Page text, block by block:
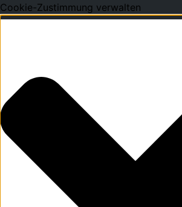
Cookie-Zustimmung verwalten